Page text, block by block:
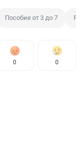
Пособие от 3 до 7
0 0